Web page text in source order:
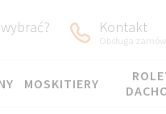
Kontakt
Obsługa
MOSKITIERY